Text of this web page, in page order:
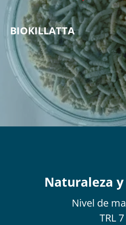
BIOKILLATTA
Naturaleza
Nivel de
TRL 7